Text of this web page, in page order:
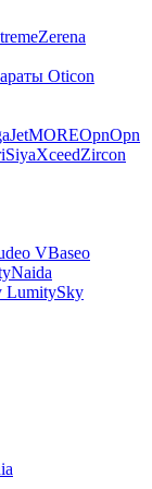
Zerena
Oticon
JetMOREOpnOpn
SiyaXceedZircon
VBaseo
Naida
LumitySky